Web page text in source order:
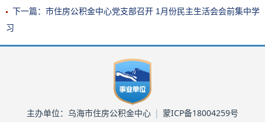
下一篇：市住房公积金中心党支部召开 1月份民主生活会会前集中学
习
主办单位：乌海市住房公积金中心 | 蒙ICP备18004259号